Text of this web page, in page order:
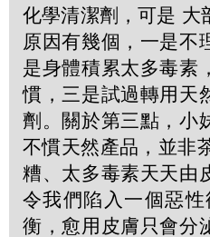
化學清潔劑，可是 大
原因有幾個，一是不
是身體積累太多毒素
慣，三是試過轉用天
劑。關於第三點，小
不慣天然產品，並非
糟、太多毒素天天由
令我們陷入一個惡
衡，愈用皮膚只會分